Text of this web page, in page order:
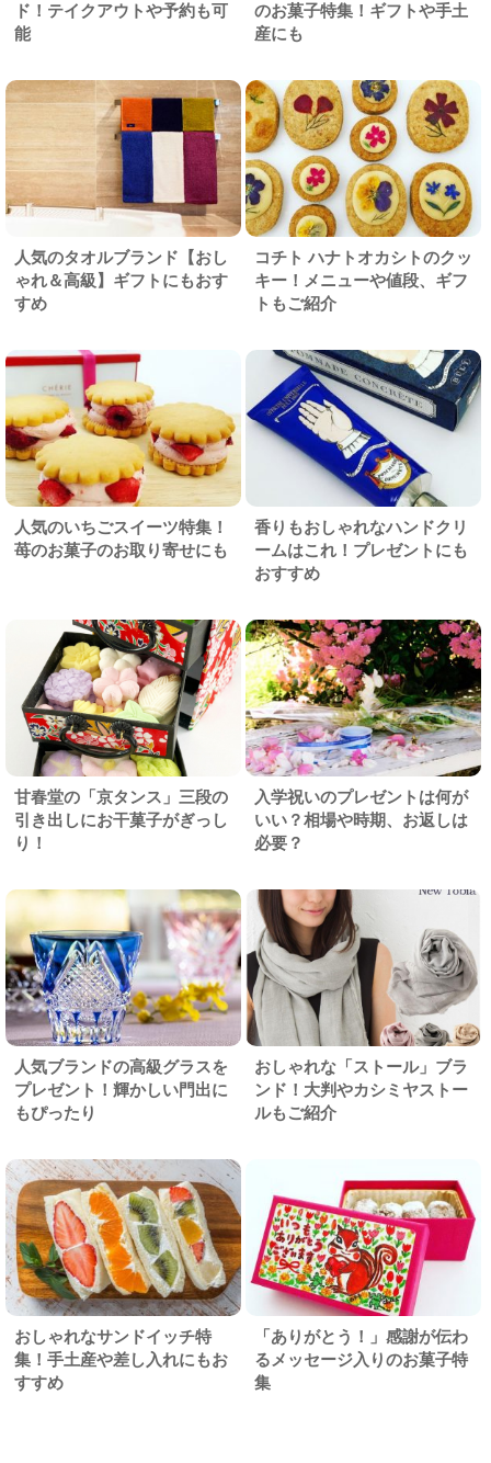
ド！テイクアウトや予約も可
能
のお菓子特集！ギフトや手土
産にも
人気のタオルブランド【おし
ゃれ＆高級】ギフトにもおす
すめ
コチト ハナトオカシトのクッ
キー！メニューや値段、ギフ
トもご紹介
人気のいちごスイーツ特集！
苺のお菓子のお取り寄せにも
香りもおしゃれなハンドクリ
ームはこれ！プレゼントにも
おすすめ
甘春堂の「京タンス」三段の
引き出しにお干菓子がぎっし
り！
入学祝いのプレゼントは何が
いい？相場や時期、お返しは
必要？
人気ブランドの高級グラスを
プレゼント！輝かしい門出に
もぴったり
おしゃれな「ストール」ブラ
ンド！大判やカシミヤストー
ルもご紹介
おしゃれなサンドイッチ特
集！手土産や差し入れにもお
すすめ
「ありがとう！」感謝が伝わ
るメッセージ入りのお菓子特
集